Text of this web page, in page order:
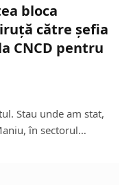
bloca
către șefia
CNCD pentru
Stau unde am stat,
în sectorul…